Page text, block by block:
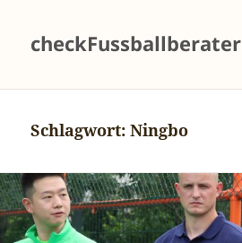
checkFussballberater
Schlagwort:Ningbo